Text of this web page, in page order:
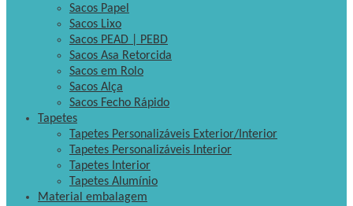
Sacos Papel
Sacos Lixo
Sacos PEAD | PEBD
Sacos Asa Retorcida
Sacos em Rolo
Sacos Alça
Sacos Fecho Rápido
Tapetes
Tapetes Personalizáveis Exterior/Interior
Tapetes Personalizáveis Interior
Tapetes Interior
Tapetes Alumínio
Material embalagem